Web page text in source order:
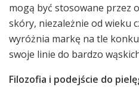
mogą być stosowane przez
skóry, niezależnie od wieku
wyróżnia markę na tle
swoje linie do bardzo
Filozofia i podejście do